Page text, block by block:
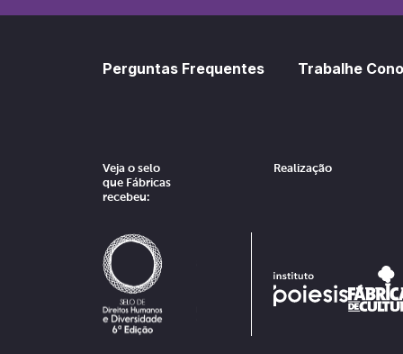
Perguntas Frequentes Trabalhe
Veja o selo
que Fábricas
recebeu:
Realização